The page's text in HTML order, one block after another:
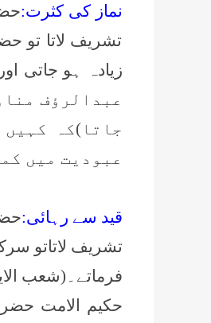
نماز کی کثرت:
تشریف لاتا تو
زیادہ ہو جاتی
عبدالرؤف
جاتا)کہ
عبودیت میں
قید سے رہائی:
تشریف لاتاتو
فرماتے۔(شعب
حکیم الامت